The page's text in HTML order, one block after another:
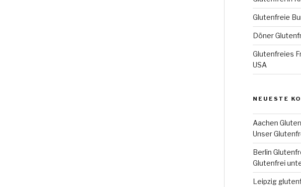
Glutenfreie
Döner
Glutenfreies
USA
NEUESTE
Aachen
Unser
Berlin
Glutenfrei
Leipzig